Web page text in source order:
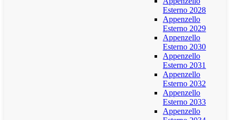
Esterno 2028
Appenzello
Esterno 2029
Appenzello
Esterno 2030
Appenzello
Esterno 2031
Appenzello
Esterno 2032
Appenzello
Esterno 2033
Appenzello